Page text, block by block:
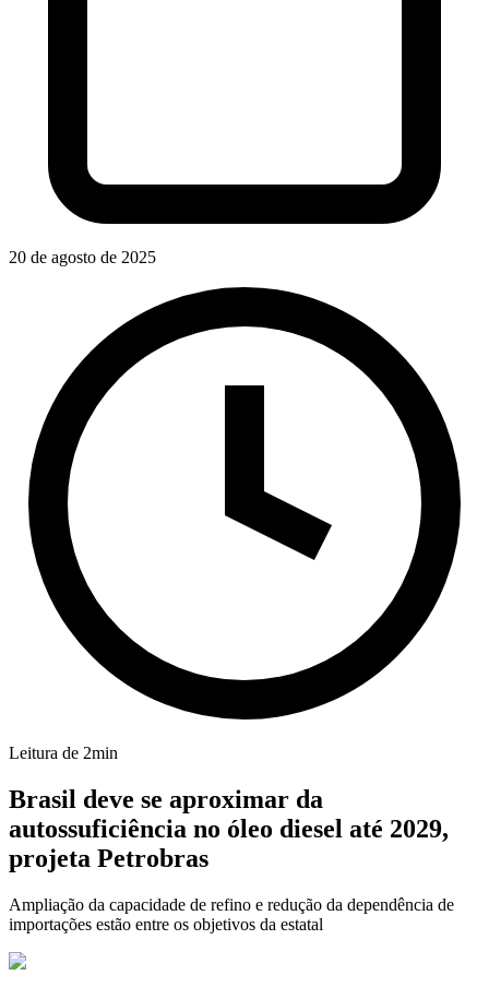
20 de agosto de 2025
Leitura de 2min
Brasil deve se aproximar da
autossuficiência no óleo diesel até 2029,
projeta Petrobras
Ampliação da capacidade de refino e redução da dependência de
importações estão entre os objetivos da estatal